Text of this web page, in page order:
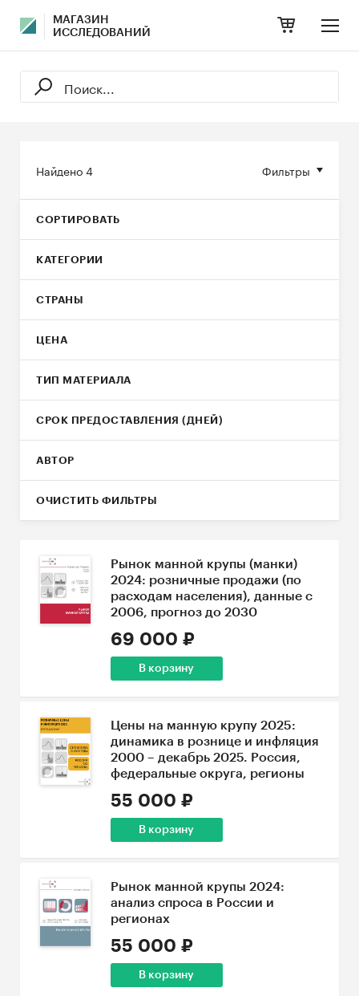
МАГАЗИН
ИССЛЕДОВАНИЙ
Фильтры
Найдено4
СОРТИРОВАТЬ
КАТЕГОРИИ
СТРАНЫ
ЦЕНА
ТИП МАТЕРИАЛА
СРОК ПРЕДОСТАВЛЕНИЯ (ДНЕЙ)
АВТОР
ОЧИСТИТЬ ФИЛЬТРЫ
Рынок манной крупы (манки)
2024: розничные продажи (по
расходам населения), данные с
2006, прогноз до 2030
69 000 ₽
В корзину
Цены на манную крупу 2025:
динамика в рознице и инфляция
2000 – декабрь 2025. Россия,
федеральные округа, регионы
55 000 ₽
В корзину
Рынок манной крупы 2024:
анализ спроса в России и
регионах
55 000 ₽
В корзину